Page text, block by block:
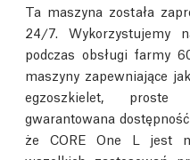
Ta maszyna została
24/7. Wykorzystujemy
podczas obsługi farmy
maszyny zapewniające
egzoszkielet,
gwarantowana
że CORE One L jest